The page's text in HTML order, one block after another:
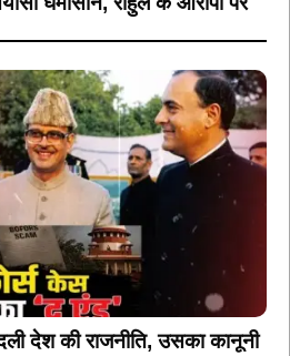
देश की राजनीति, उसका कानूनी